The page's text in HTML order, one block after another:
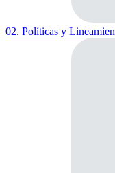
02. Políticas y